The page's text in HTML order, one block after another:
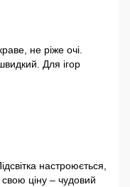
не ріже очі.
Для ігор
настроюється,
свою ціну – чудовий